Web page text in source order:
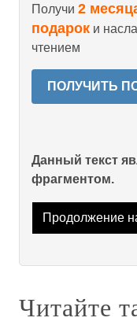
Получи 2
подарок и
чтением
ПОЛУЧИТЬ
Данный текст
фрагментом.
Продолжение
Читайте